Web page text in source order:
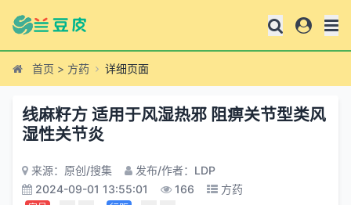
首页 > 方药 详细页面
线麻籽方 适用于风湿热邪 阻痹关节型类风
湿性关节炎
来源：原创/搜集
发布/作者：LDP
2024-09-01 13:55:01
166 方药